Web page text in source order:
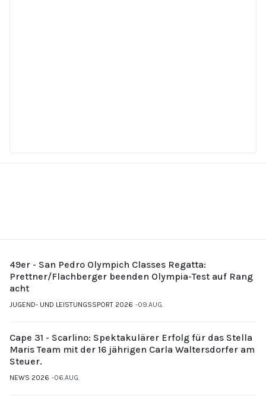
49er - San Pedro Olympich Classes Regatta:
Prettner/Flachberger beenden Olympia-Test auf Rang
acht
JUGEND- UND LEISTUNGSSPORT 2026 09.AUG.
Cape 31 - Scarlino: Spektakulärer Erfolg für das Stella
Maris Team mit der 16 jährigen Carla Waltersdorfer am
Steuer.
NEWS 2026 06.AUG.